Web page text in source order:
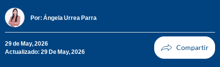
Por: Ángela Urrea Parra
29 de May, 2026
Actualizado: 29 De May, 2026